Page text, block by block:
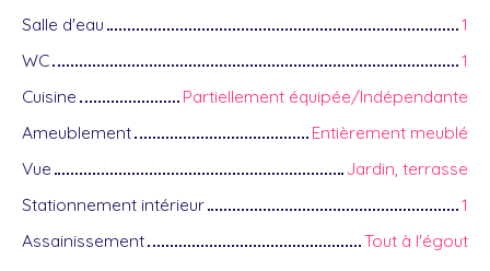
Salle d'eau
1
WC
1
Cuisine
Partiellement équipée/Indépendante
Ameublement
Entièrement meublé
Vue
Jardin, terrasse
Stationnement intérieur
1
Assainissement
Tout à l'égout